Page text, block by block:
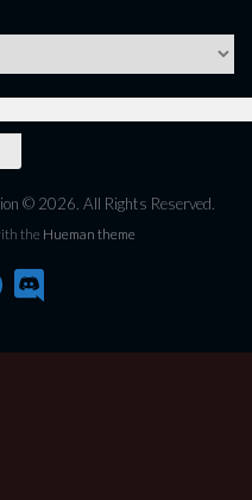
© 2026. All Rights Reserved.
the Hueman theme